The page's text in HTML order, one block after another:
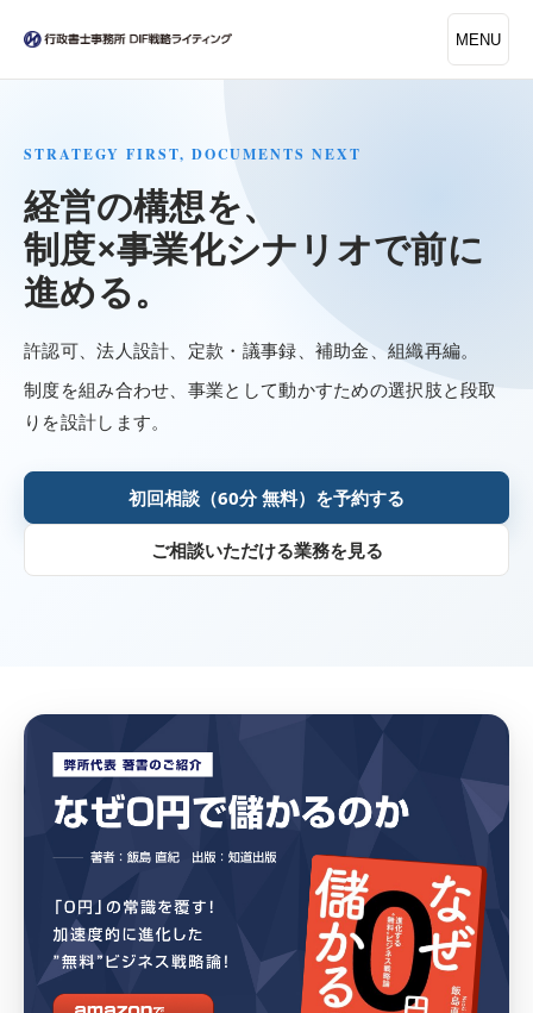
MENU
STRATEGY FIRST, DOCUMENTS NEXT
経営の構想を、
制度×事業化シナリオで前に
進める。
許認可、法人設計、定款・議事録、補助金、組織再編。
制度を組み合わせ、事業として動かすための選択肢と段取
りを設計します。
初回相談（60分 無料）を予約する
ご相談いただける業務を見る